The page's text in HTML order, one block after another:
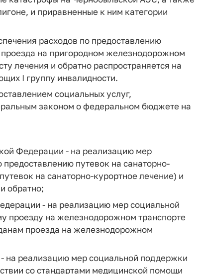
и приравненные к ним категории
расходов по предоставлению
проезда на пригородном железнодорожном
лечения и обратно распространяется на
I группу инвалидности.
социальных услуг,
законом о федеральном бюджете на
Федерации - на реализацию мер
путевок на санаторно-
на санаторно-курортное лечение) и
обратно;
- на реализацию мер социальной
проезду на железнодорожном транспорте
проезда на железнодорожном
на реализацию мер социальной поддержки
со стандартами медицинской помощи